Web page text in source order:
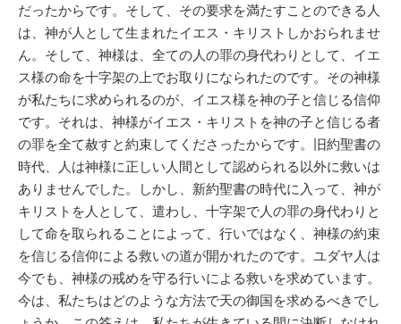
だったからです。そして、その要求を満たすことのできる人
は、神が人として生まれたイエス・キリストしかおられませ
ん。そして、神様は、全ての人の罪の身代わりとして、イエ
ス様の命を十字架の上でお取りになられたのです。その神様
が私たちに求められるのが、イエス様を神の子と信じる信仰
です。それは、神様がイエス・キリストを神の子と信じる者
の罪を全て赦すと約束してくださったからです。旧約聖書の
時代、人は神様に正しい人間として認められる以外に救いは
ありませんでした。しかし、新約聖書の時代に入って、神が
キリストを人として、遣わし、十字架で人の罪の身代わりと
して命を取られることによって、行いではなく、神様の約束
を信じる信仰による救いの道が開かれたのです。ユダヤ人は
今でも、神様の戒めを守る行いによる救いを求めています。
今は、私たちはどのような方法で天の御国を求めるべきでし